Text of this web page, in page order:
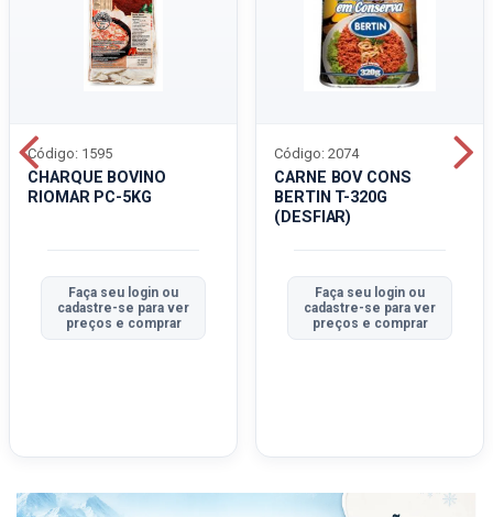
CHARQUE BOVINO
RIOMAR PC-5KG
Código: 1595
Faça seu login ou
cadastre-se para ver
preços e comprar
CARNE BOV CONS
BERTIN T-320G
(DESFIAR)
Código: 2074
Faça seu login ou
cadastre-se para ver
preços e comprar